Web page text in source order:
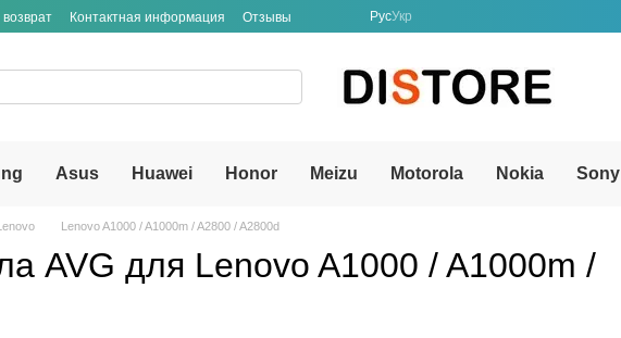
Контактная информация Отзывы РусУкр
Asus Huawei Honor Meizu Motorola Nokia Sony
Lenovo A1000 / A1000m / A2800 / A2800d
AVG для Lenovo A1000 / A1000m /